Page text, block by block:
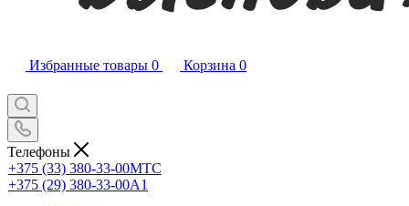
Избранные товары 0 Корзина 0
Телефоны
+375 (33) 380-33-00МТС
+375 (29) 380-33-00А1